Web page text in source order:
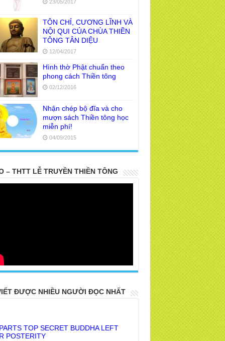
23/05/2017
TÔN CHỈ, CƯƠNG LĨNH VÀ
NỘI QUI CỦA CHÙA THIỀN
TÔNG TÂN DIỆU
12/04/2017
Hình thờ Phật chuẩn theo
phong cách Thiền tông
02/12/2016
Nhận chép bộ đĩa và cho
mượn sách Thiền tông học
miễn phí!
04/09/2015
– THTT LỄ TRUYỀN THIỀN TÔNG
ĐƯỢC NHIỀU NGƯỜI ĐỌC NHẤT
TRUTH OF THE EARTH